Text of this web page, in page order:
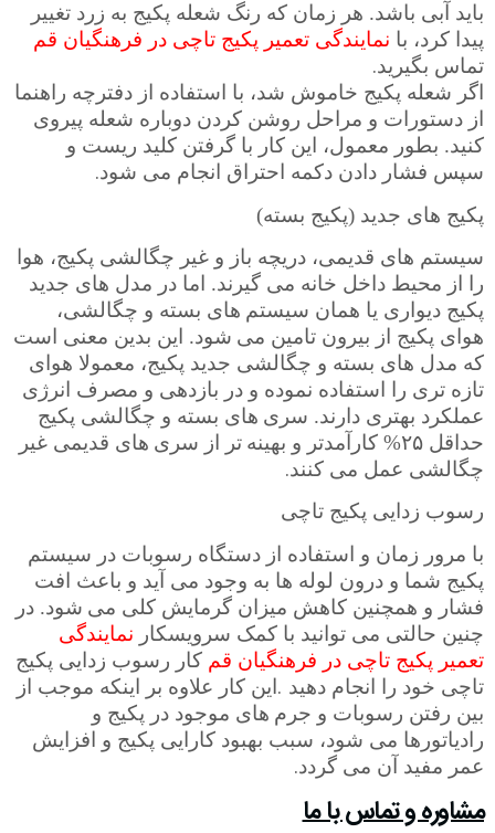
باید آبی باشد. هر زمان که رنگ شعله پکیج به زرد تغییر
پیدا کرد، با نمایندگی تعمیر پکیج تاچی در فرهنگیان قم
تماس بگیرید.
اگر شعله پکیج خاموش شد، با استفاده از دفترچه راهنما
از دستورات و مراحل روشن کردن دوباره شعله پیروی
کنید. بطور معمول، این کار با گرفتن کلید ریست و
سپس فشار دادن دکمه احتراق انجام می شود.
پکیج های جدید (پکیج بسته)
سیستم ­های قدیمی، دریچه باز و غیر چگالشی پکیج، هوا
را از محیط داخل خانه می ­گیرند. اما در مدل ­های جدید
پکیج دیواری یا همان سیستم­ های بسته و چگالشی،
هوای پکیج از بیرون تامین می­ شود. این بدین معنی است
که مدل­ های بسته و چگالشی جدید پکیج، معمولا هوای
تازه ­تری را استفاده نموده و در بازدهی و مصرف انرژی
عملکرد بهتری دارند. سری­ های بسته و چگالشی پکیج
حداقل ۲۵% کارآمدتر و بهینه­
تر از سری­ های قدیمی غیر
چگالشی عمل می کنند.
رسوب زدایی پکیج تاچی
با مرور زمان و استفاده از دستگاه رسوبات در سیستم
پکیج شما و درون لوله ­ها به وجود می آید و باعث افت
فشار و همچنین کاهش میزان گرمایش کلی می­ شود. در
چنین حالتی می توانید با کمک سرویسکار نمایندگی
تعمیر پکیج تاچی در فرهنگیان قم کار رسوب زدایی پکیج
تاچی خود را انجام دهید .این کار علاوه بر اینکه موجب از
بین رفتن رسوبات و جرم­ های موجود در پکیج و
رادیاتورها می ­شود، سبب بهبود کارایی پکیج و افزایش
عمر مفید آن می­ گردد.
مشاوره و تماس با ما